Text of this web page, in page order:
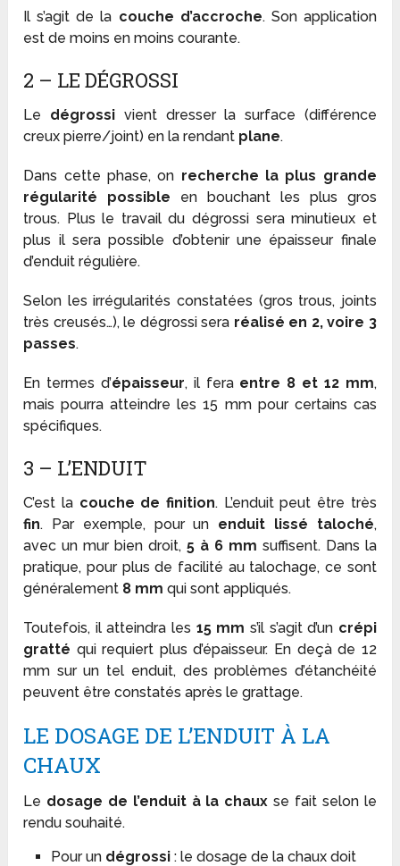
Il s’agit de la couche d’accroche. Son application
est de moins en moins courante.
2 – LE DÉGROSSI
Le dégrossi vient dresser la surface (différence
creux pierre/joint) en la rendant plane.
Dans cette phase, on recherche la plus grande
régularité possible en bouchant les plus gros
trous. Plus le travail du dégrossi sera minutieux et
plus il sera possible d’obtenir une épaisseur finale
d’enduit régulière.
Selon les irrégularités constatées (gros trous, joints
très creusés…), le dégrossi sera réalisé en 2, voire 3
passes.
En termes d’épaisseur, il fera entre 8 et 12 mm,
mais pourra atteindre les 15 mm pour certains cas
spécifiques.
3 – L’ENDUIT
C’est la couche de finition. L’enduit peut être très
fin. Par exemple, pour un enduit lissé taloché,
avec un mur bien droit,5 à 6 mm suffisent. Dans la
pratique, pour plus de facilité au talochage, ce sont
généralement 8 mm qui sont appliqués.
Toutefois, il atteindra les 15 mm s’il s’agit d’un crépi
gratté qui requiert plus d’épaisseur. En deçà de 12
mm sur un tel enduit, des problèmes d’étanchéité
peuvent être constatés après le grattage.
LE DOSAGE DE L’ENDUIT À LA
CHAUX
Le dosage de l’enduit à la chaux se fait selon le
rendu souhaité.
Pour un dégrossi : le dosage de la chaux doit